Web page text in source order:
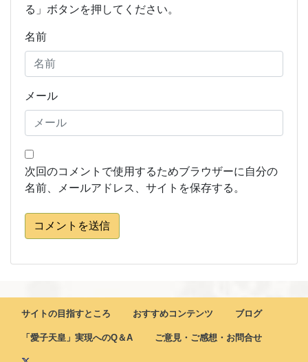
る」ボタンを押してください。
名前
メール
次回のコメントで使用するためブラウザーに自分の
名前、メールアドレス、サイトを保存する。
コメントを送信
サイトの目指すところ おすすめコンテンツ ブログ
「愛子天皇」実現へのQ＆A ご意見・ご感想・お問合せ